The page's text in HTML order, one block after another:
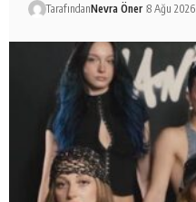
TarafındanNevra Öner 8 Ağu 2026